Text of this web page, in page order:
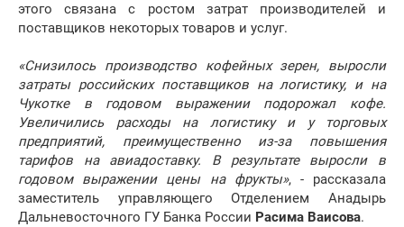
этого связана с ростом затрат производителей и
поставщиков некоторых товаров и услуг.
«Снизилось производство кофейных зерен, выросли
затраты российских поставщиков на логистику, и на
Чукотке в годовом выражении подорожал кофе.
Увеличились расходы на логистику и у торговых
предприятий, преимущественно из-за повышения
тарифов на авиадоставку. В результате выросли в
годовом выражении цены на фрукты», - рассказала
заместитель управляющего Отделением Анадырь
Дальневосточного ГУ Банка России Расима Ваисова.